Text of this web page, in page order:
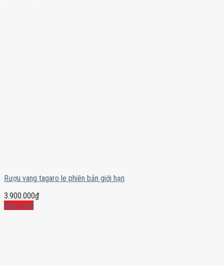
Rượu vang tagaro le phiên bản giới hạn
3.900.000₫
Mua ngay